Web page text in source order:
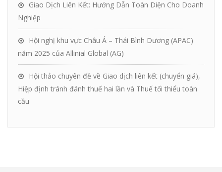
Giao Dịch Liên Kết: Hướng Dẫn Toàn Diện Cho Doanh
Nghiệp
Hội nghị khu vực Châu Á – Thái Bình Dương (APAC)
năm 2025 của Allinial Global (AG)
Hội thảo chuyên đề về Giao dịch liên kết (chuyển giá),
Hiệp định tránh đánh thuế hai lần và Thuế tối thiểu toàn
cầu